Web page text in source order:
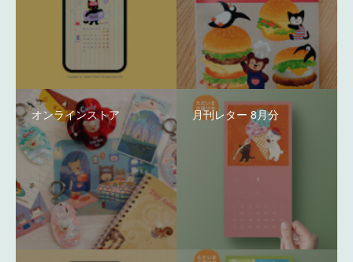
オンラインストア 月刊レター 8月分